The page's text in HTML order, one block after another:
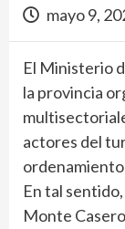
mayo 9,
El Ministerio
la provincia
actores del
En tal
Monte